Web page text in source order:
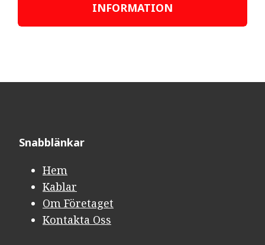
INFORMATION
Snabblänkar​​​​​​​
Hem
Kablar
Om Företaget
Kontakta Oss